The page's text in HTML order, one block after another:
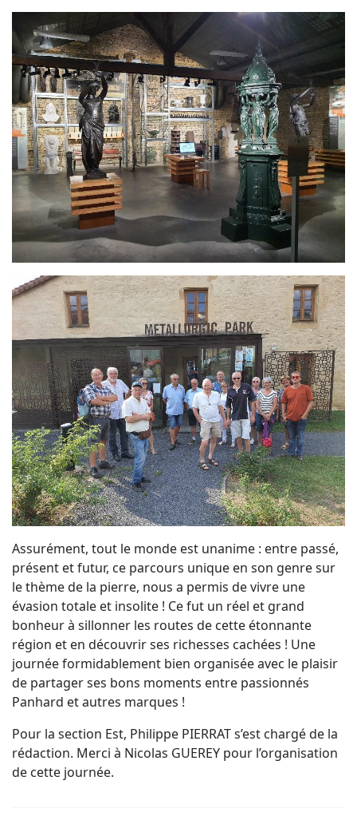
Assurément, tout le monde est unanime : entre passé,
présent et futur, ce parcours unique en son genre sur
le thème de la pierre, nous a permis de vivre une
évasion totale et insolite ! Ce fut un réel et grand
bonheur à sillonner les routes de cette étonnante
région et en découvrir ses richesses cachées ! Une
journée formidablement bien organisée avec le plaisir
de partager ses bons moments entre passionnés
Panhard et autres marques !
Pour la section Est, Philippe PIERRAT s’est chargé de la
rédaction. Merci à Nicolas GUEREY pour l’organisation
de cette journée.